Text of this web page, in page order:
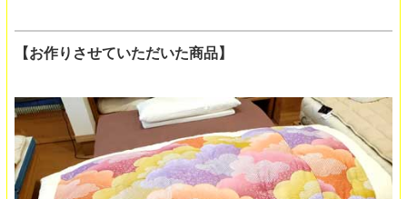
【お作りさせていただいた商品】